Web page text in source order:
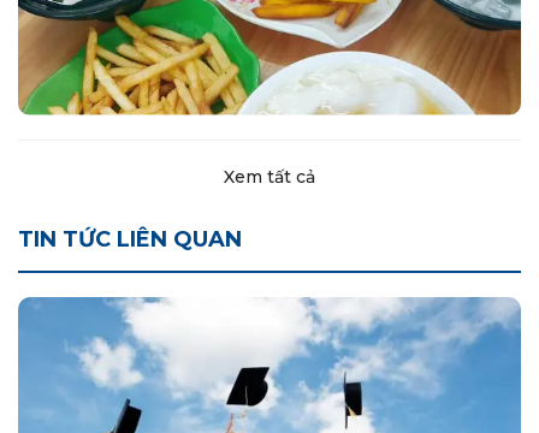
Xem tất cả
TIN TỨC LIÊN QUAN